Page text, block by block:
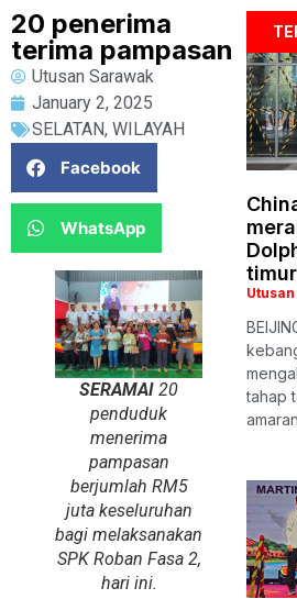
20 penerima
terima pampasan
Utusan Sarawak
January 2, 2025
SELATAN, WILAYAH
Facebook
WhatsApp
SERAMAI 20
penduduk
menerima
pampasan
berjumlah RM5
juta keseluruhan
bagi melaksanakan
SPK Roban Fasa 2,
hari ini.
timur
tahap